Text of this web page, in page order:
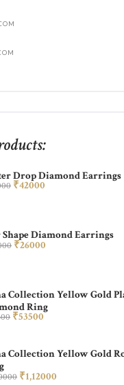
Drop Diamond Earrings
00 ₹42000
Shape Diamond Earrings
00 ₹26000
Collection Yellow Gold
Ring
00 ₹53500
Collection Yellow Gold
00 ₹1,12000